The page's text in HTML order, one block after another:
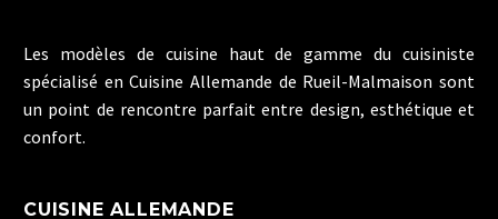
Les modèles de cuisine haut de gamme du cuisiniste
spécialisé en Cuisine Allemande de Rueil-Malmaison sont
un point de rencontre parfait entre design, esthétique et
confort.
CUISINE ALLEMANDE